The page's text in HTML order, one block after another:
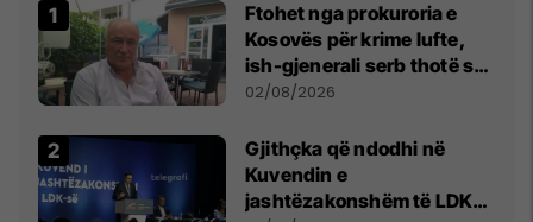
Ftohet nga prokuroria e
Kosovës për krime lufte,
ish-gjenerali serb thotë se
dikush e tradhtoi në
02/08/2026
Gjithçka që ndodhi në
Kuvendin e
jashtëzakonshëm të LDK-